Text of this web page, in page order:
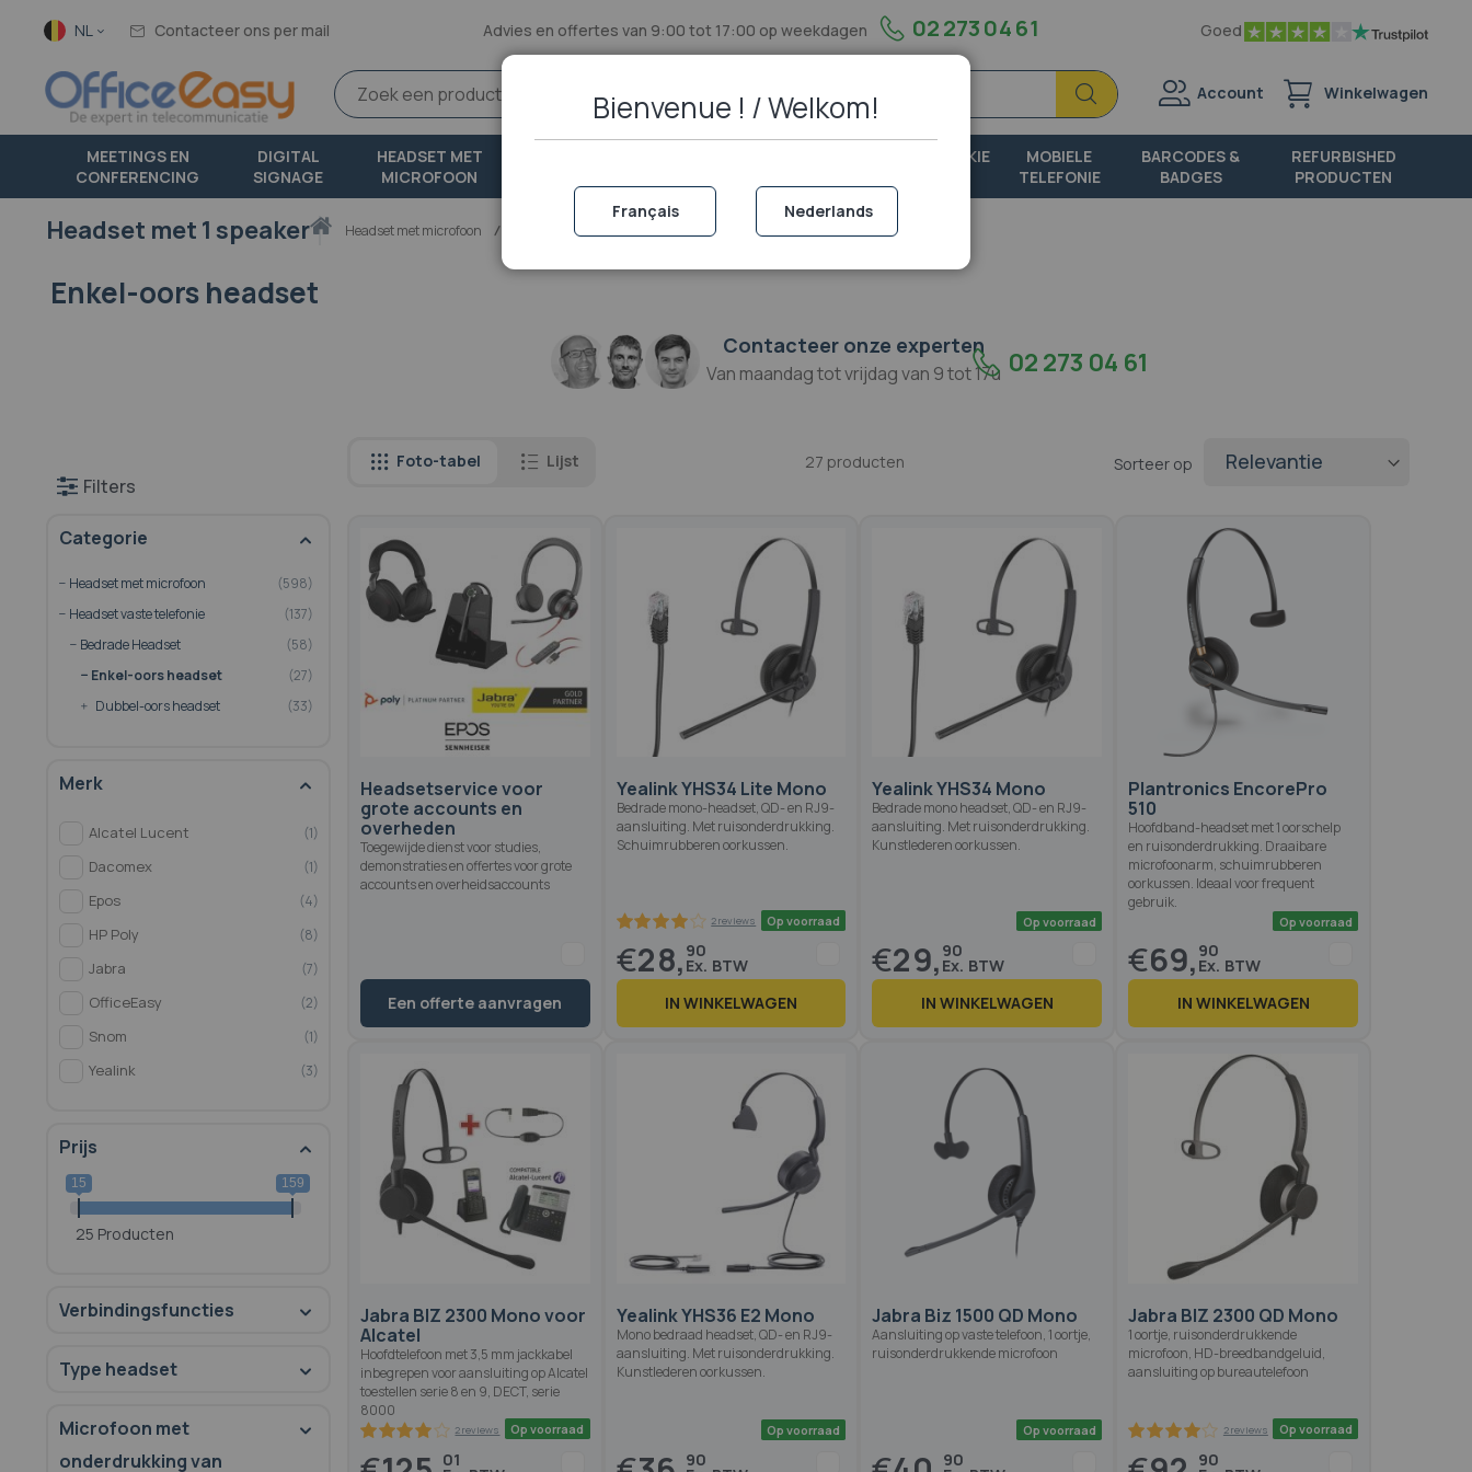
Taal NL Contacteer ons per mail Advies en offertes van 9:00 tot 17:00 op weekdagen 02 273 04 61 Goed
Zoek
Zoek
Account Winkelwagen
MEETINGS EN
CONFERENCING
DIGITAL
SIGNAGE
HEADSET MET
MICROFOON
PORTOFOON EN WALKIE
MOBIELE
TELEFONIE
BARCODES &
BADGES
REFURBISHED
PRODUCTEN
Thuisheadset met microfoon Headset vaste telefonie Bedrade Headset Enkel-oors headset
Headset met 1 speaker
Enkel-oors headset
Contacteer onze experten
Van maandag tot vrijdag van 9 tot 17u 02 273 04 61
Foto-tabel Lijst 27 producten Sorteer op
Headsetservice voor
grote accounts en
overheden
Toegewijde dienst voor studies,
demonstraties en offertes voor grote
accounts en overheidsaccounts
Een offerte aanvragen
Yealink YHS34 Lite Mono
Bedrade mono-headset, QD- en RJ9-
aansluiting. Met ruisonderdrukking.
Schuimrubberen oorkussen.
Op voorraad
€28, 90
IN WINKELWAGEN
Yealink YHS34 Mono
Bedrade mono headset, QD- en RJ9-
aansluiting. Met ruisonderdrukking.
Kunstlederen oorkussen.
Op voorraad
€29, 90
IN WINKELWAGEN
Plantronics EncorePro
510
Hoofdband-headset met 1 oorschelp
en ruisonderdrukking. Draaibare
microfoonarm, schuimrubberen
oorkussen. Ideaal voor frequent
gebruik.
€69, 90
IN WINKELWAGEN
Jabra BIZ 2300 Mono voor
Alcatel
Hoofdtelefoon met 3,5 mm jackkabel
inbegrepen voor aansluiting op Alcatel
toestellen serie 8 en 9, DECT, serie
8000
01
Yealink YHS36 E2 Mono
Mono bedraad headset, QD- en RJ9-
aansluiting. Met ruisonderdrukking.
Kunstlederen oorkussen.
90
Jabra Biz 1500 QD Mono
Aansluiting op vaste telefoon, 1 oortje,
ruisonderdrukkende microfoon
90
Jabra BIZ 2300 QD Mono
1 oortje, ruisonderdrukkende
microfoon, HD-breedbandgeluid,
aansluiting op bureautelefoon
90
Filters
Categorie
Headset met microfoon
598
Headset vaste telefonie
137
Bedrade Headset
58
Enkel-oors headset
27
Dubbel-oors headset
33
Merk
Alcatel Lucent 1
Dacomex 1
Epos 4
HP Poly 8
Jabra 7
OfficeEasy 2
Snom 1
Yealink 3
Prijs
15 159
25 Producten
Verbindingsfuncties
Type headset
Microfoon met
onderdrukking van
Bienvenue ! / Welkom!
Français Nederlands